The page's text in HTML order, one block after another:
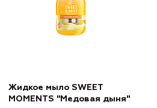
Жидкое мыло SWEET
MOMENTS "Медовая дыня"